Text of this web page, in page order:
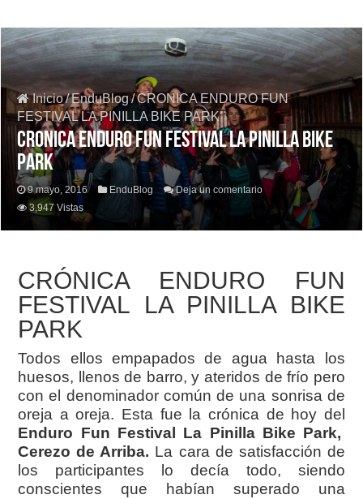
Inicio/EnduBlog/CRONICA ENDURO FUN
FESTIVAL LA PINILLA BIKE PARK
CRONICA ENDURO FUN FESTIVAL LA PINILLA BIKE
PARK
9 mayo, 2016 EnduBlog
Deja un comentario
3,947 Vistas
CRÓNICA ENDURO FUN
FESTIVAL LA PINILLA BIKE
PARK
Todos ellos empapados de agua hasta los
huesos, llenos de barro, y ateridos de frío pero
con el denominador común de una sonrisa de
oreja a oreja. Esta fue la crónica de hoy del
Enduro Fun Festival La Pinilla Bike Park,
Cerezo de Arriba. La cara de satisfacción de
los participantes lo decía todo, siendo
conscientes que habían superado una